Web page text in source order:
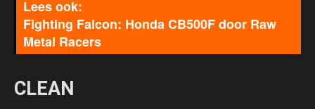
Fighting Falcon: Honda CB500F door Raw
Metal Racers
CLEAN